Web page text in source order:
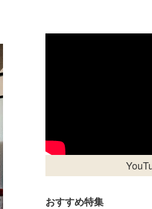
おすすめ特集